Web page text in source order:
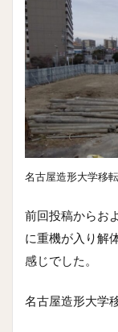
名古屋造形大学移
前回投稿からお
に重機が入り解
感じでした。
名古屋造形大学